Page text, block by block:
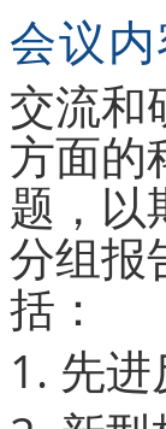
会议
交流和
方面的
题，以
分组报
括：
1. 先